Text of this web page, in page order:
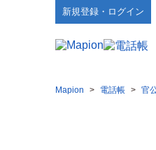
新規登録・ログイン
Mapion > 電話帳 > 官